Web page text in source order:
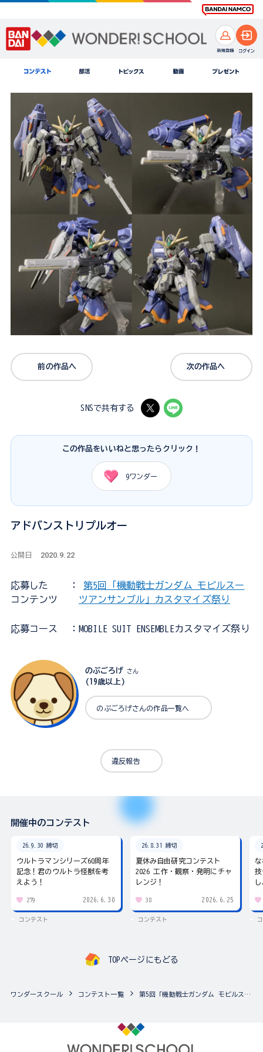
前の作品へ 次の作品へ
SNSで共有する
この作品をいいねと思ったらクリック！
9ワンダー
アドバンストリプルオー
公開日 2020.9.22
応募した
コンテンツ
：第5回「機動戦士ガンダム モビルスー
ツアンサンブル」カスタマイズ祭り
応募コース ：MOBILE SUIT ENSEMBLEカスタマイズ祭り
のぶごろげ さん
(19歳以上)
のぶごろげさんの作品一覧へ
違反報告
開催中のコンテスト
26.9.30 締切
ウルトラマンシリーズ60周年
記念！君のウルトラ怪獣を考
えよう！
279 2026.6.30
コンテスト
26.8.31 締切
夏休み自由研究コンテスト
2026 工作・観察・発明にチャ
レンジ！
38 2026.6.25
コンテスト
な
技
TOPページにもどる
ワンダースクール コンテスト一覧 第5回「機動戦士ガンダム モビルスーツアンサンブル」カスタマイズ祭り